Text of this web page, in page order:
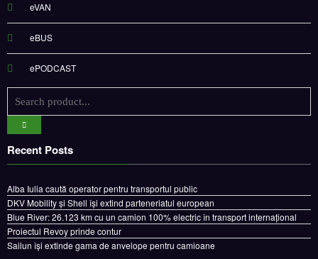
eVAN
eBUS
ePODCAST
Recent Posts
Alba Iulia caută operator pentru transportul public
DKV Mobility și Shell își extind parteneriatul european
Blue River: 26.123 km cu un camion 100% electric în transport internațional
Proiectul Revoy prinde contur
Sailun își extinde gama de anvelope pentru camioane